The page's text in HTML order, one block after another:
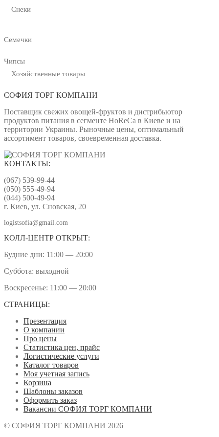
Снеки
Семечки
Чипсы
Хозяйственные товары
СОФИЯ ТОРГ КОМПАНИ
Поставщик свежих овощей-фруктов и дистрибьютор
продуктов питания в сегменте HoReCa в Киеве и на
территории Украины. Рыночные цены, оптимальный
ассортимент товаров, своевременная доставка.
КОНТАКТЫ:
(067) 539-99-44
(050) 555-49-94
(044) 500-49-94
г. Киев, ул. Сновская, 20
logistsofia@gmail.com
КОЛЛ-ЦЕНТР ОТКРЫТ:
Будние дни: 11:00 — 20:00
Суббота: выходной
Воскресенье: 11:00 — 20:00
СТРАНИЦЫ:
Презентация
О компании
Про цены
Статистика цен, прайс
Логистические услуги
Каталог товаров
Моя учетная запись
Корзина
Шаблоны заказов
Оформить заказ
Вакансии СОФИЯ ТОРГ КОМПАНИ
© СОФИЯ ТОРГ КОМПАНИ 2026